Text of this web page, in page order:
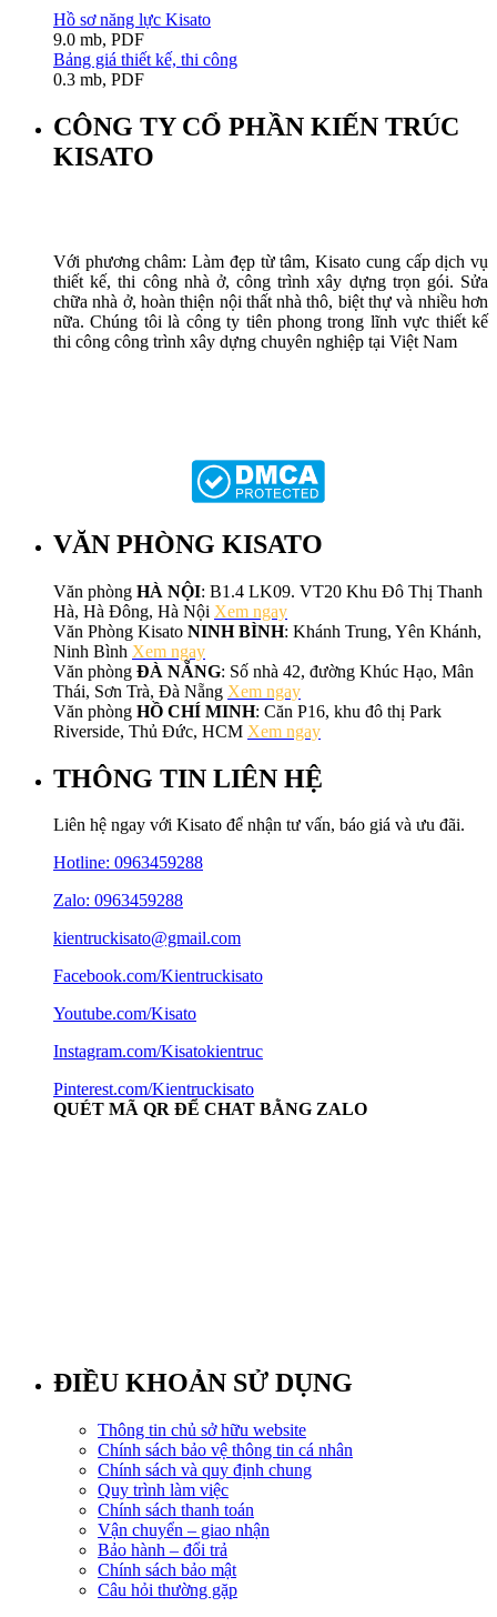
Hồ sơ năng lực Kisato
9.0 mb, PDF
Bảng giá thiết kế, thi công
0.3 mb, PDF
CÔNG TY CỔ PHẦN KIẾN TRÚC
KISATO
Với phương châm: Làm đẹp từ tâm, Kisato cung cấp dịch vụ
thiết kế, thi công nhà ở, công trình xây dựng trọn gói. Sửa
chữa nhà ở, hoàn thiện nội thất nhà thô, biệt thự và nhiều hơn
nữa. Chúng tôi là công ty tiên phong trong lĩnh vực thiết kế
thi công công trình xây dựng chuyên nghiệp tại Việt Nam
VĂN PHÒNG KISATO
Văn phòng HÀ NỘI: B1.4 LK09. VT20 Khu Đô Thị Thanh
Hà, Hà Đông, Hà Nội Xem ngay
Văn Phòng Kisato NINH BÌNH: Khánh Trung, Yên Khánh,
Ninh Bình Xem ngay
Văn phòng ĐÀ NẴNG: Số nhà 42, đường Khúc Hạo, Mân
Thái, Sơn Trà, Đà Nẵng Xem ngay
Văn phòng HỒ CHÍ MINH: Căn P16, khu đô thị Park
Riverside, Thủ Đức, HCM Xem ngay
THÔNG TIN LIÊN HỆ
Liên hệ ngay với Kisato để nhận tư vấn, báo giá và ưu đãi.
Hotline: 0963459288
Zalo: 0963459288
kientruckisato@gmail.com
Facebook.com/Kientruckisato
Youtube.com/Kisato
Instagram.com/Kisatokientruc
Pinterest.com/Kientruckisato
QUÉT MÃ QR ĐỂ CHAT BẰNG ZALO
ĐIỀU KHOẢN SỬ DỤNG
Thông tin chủ sở hữu website
Chính sách bảo vệ thông tin cá nhân
Chính sách và quy định chung
Quy trình làm việc
Chính sách thanh toán
Vận chuyển – giao nhận
Bảo hành – đổi trả
Chính sách bảo mật
Câu hỏi thường gặp